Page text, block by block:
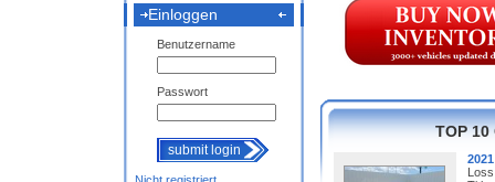
Einloggen
Benutzername
Passwort
submit login
TOP